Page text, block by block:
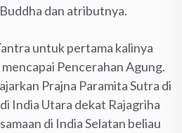
dan atributnya.
untuk pertama kalinya
Pencerahan Agung.
Prajna Paramita Sutra di
India Utara dekat Rajagriha
di India Selatan beliau